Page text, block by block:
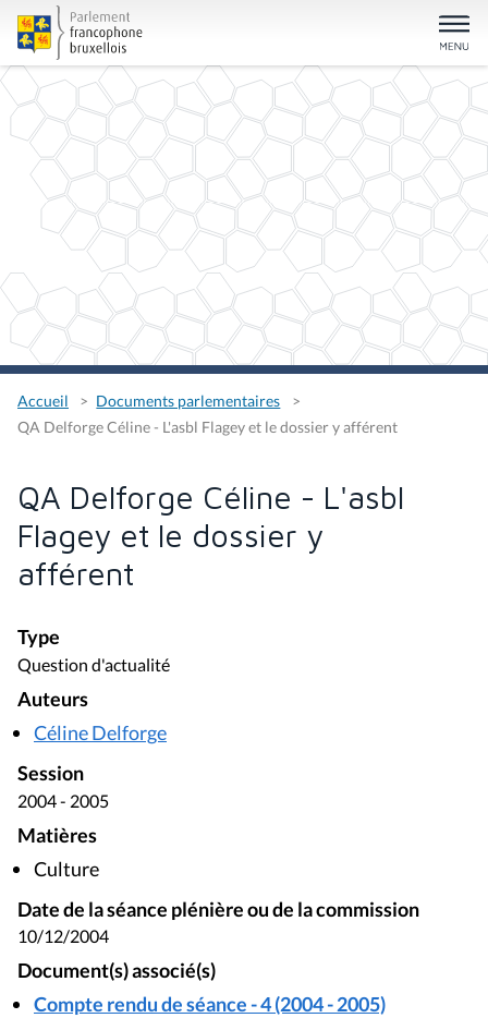
Accueil
Documents parlementaires
QA Delforge Céline - L'asbl Flagey et le dossier y afférent
QA Delforge Céline - L'asbl
Flagey et le dossier y
afférent
Type
Question d'actualité
Auteurs
Céline Delforge
Session
2004 - 2005
Matières
Culture
Date de la séance plénière ou de la commission
10/12/2004
Document(s) associé(s)
Compte rendu de séance - 4 (2004 - 2005)